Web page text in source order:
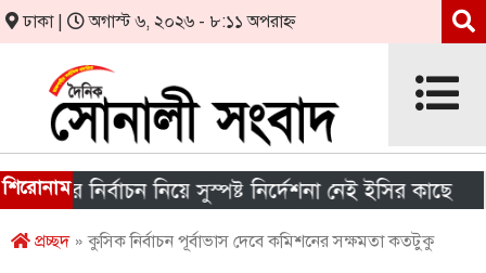
ঢাকা | অগাস্ট ৬, ২০২৬ - ৮:১১ অপরাহ্ন
শিরোনাম
নির্বাচন নিয়ে সুস্পষ্ট নির্দেশনা নেই ইসির কাছে
প্রচ্ছদ» কুসিক নির্বাচন পূর্বাভাস দেবে কমিশনের সক্ষমতা কতটুকু